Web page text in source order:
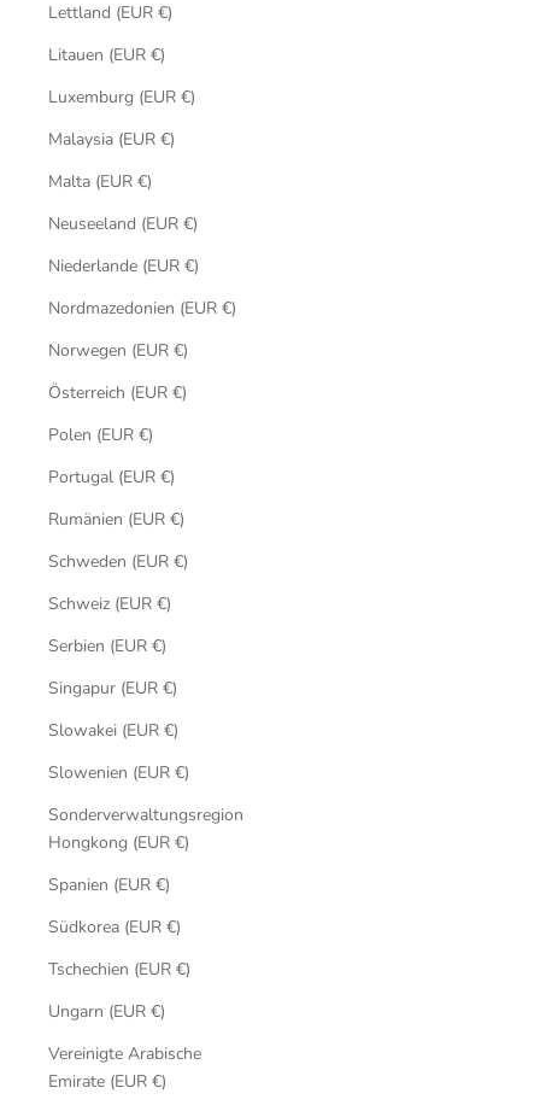
Lettland (EUR €)
Litauen (EUR €)
Luxemburg (EUR €)
Malaysia (EUR €)
Malta (EUR €)
Neuseeland (EUR €)
Niederlande (EUR €)
Nordmazedonien (EUR €)
Norwegen (EUR €)
Österreich (EUR €)
Polen (EUR €)
Portugal (EUR €)
Rumänien (EUR €)
Schweden (EUR €)
Schweiz (EUR €)
Serbien (EUR €)
Singapur (EUR €)
Slowakei (EUR €)
Slowenien (EUR €)
Sonderverwaltungsregion
Hongkong (EUR €)
Spanien (EUR €)
Südkorea (EUR €)
Tschechien (EUR €)
Ungarn (EUR €)
Vereinigte Arabische
Emirate (EUR €)